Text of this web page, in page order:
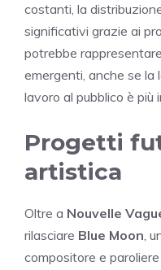
costanti, la
significativi grazie ai
potrebbe
emergenti, anche se la
lavoro al pubblico è più
Progetti
artistica
Oltre a Nouvelle
rilasciare Blue Moon,
compositore e paroliere